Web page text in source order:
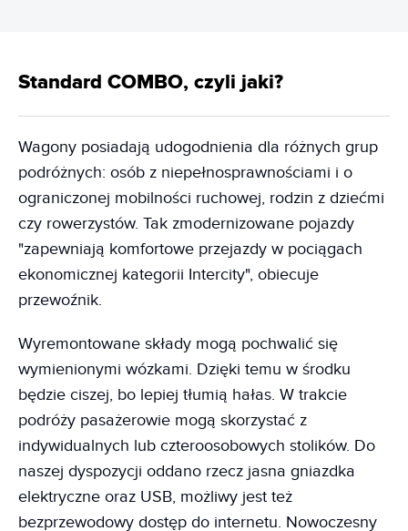
Standard COMBO, czyli jaki?
Wagony posiadają udogodnienia dla różnych grup
podróżnych: osób z niepełnosprawnościami i o
ograniczonej mobilności ruchowej, rodzin z dziećmi
czy rowerzystów. Tak zmodernizowane pojazdy
"zapewniają komfortowe przejazdy w pociągach
ekonomicznej kategorii Intercity", obiecuje
przewoźnik.
Wyremontowane składy mogą pochwalić się
wymienionymi wózkami. Dzięki temu w środku
będzie ciszej, bo lepiej tłumią hałas. W trakcie
podróży pasażerowie mogą skorzystać z
indywidualnych lub czteroosobowych stolików. Do
naszej dyspozycji oddano rzecz jasna gniazdka
elektryczne oraz USB, możliwy jest też
bezprzewodowy dostęp do internetu. Nowoczesny